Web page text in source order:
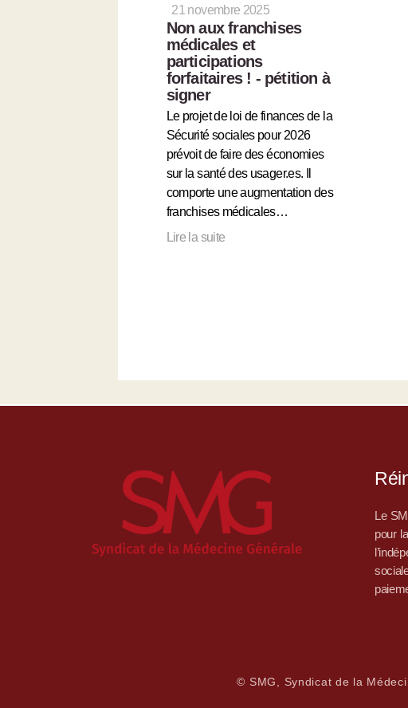
21 novembre 2025
Non aux franchises
médicales et
participations
forfaitaires ! - pétition à
signer
Le projet de loi de finances de la
Sécurité sociales pour 2026
prévoit de faire des économies
sur la santé des usager.es. Il
comporte une augmentation des
franchises médicales…
Lire la suite
Le
pour
© SMG, Syndicat de la